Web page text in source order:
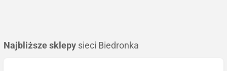
Najbliższe sklepy sieci Biedronka